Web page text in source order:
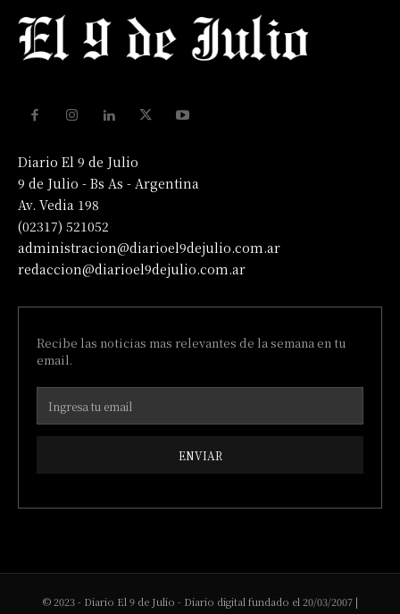
Diario El 9 de Julio
9 de Julio - Bs As - Argentina
Av. Vedia 198
(02317) 521052
administracion@diarioel9dejulio.com.ar
redaccion@diarioel9dejulio.com.ar
Recibe las noticias mas relevantes de la semana en tu
email.
ENVIAR
© 2023 - Diario El 9 de Julio - Diario digital fundado el 20/03/2007 |